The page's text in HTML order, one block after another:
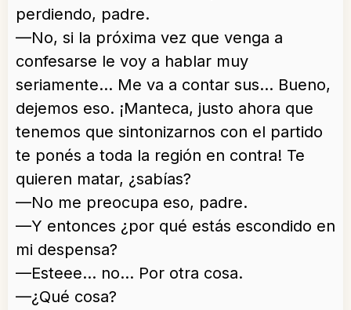
perdiendo, padre.
—No, si la próxima vez que venga a
confesarse le voy a hablar muy
seriamente… Me va a contar sus… Bueno,
dejemos eso. ¡Manteca, justo ahora que
tenemos que sintonizarnos con el partido
te ponés a toda la región en contra! Te
quieren matar, ¿sabías?
—No me preocupa eso, padre.
—Y entonces ¿por qué estás escondido en
mi despensa?
—Esteee… no… Por otra cosa.
—¿Qué cosa?